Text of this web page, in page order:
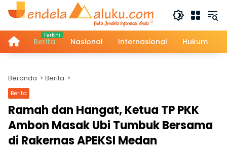
Langsung
HomeBerita Nasional Internasional Hukum
Beranda Berita
Berita
Ramah dan Hangat, Ketua TP PKK
Ambon Masak Ubi Tumbuk Bersama
di Rakernas APEKSI Medan